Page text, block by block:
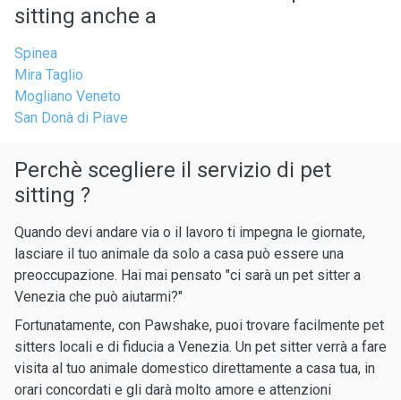
sitting anche a
Spinea
Mira Taglio
Mogliano Veneto
San Donà di Piave
Perchè scegliere il servizio di pet
sitting ?
Quando devi andare via o il lavoro ti impegna le giornate,
lasciare il tuo animale da solo a casa può essere una
preoccupazione. Hai mai pensato "ci sarà un pet sitter a
Venezia che può aiutarmi?"
Fortunatamente, con Pawshake, puoi trovare facilmente pet
sitters locali e di fiducia a Venezia. Un pet sitter verrà a fare
visita al tuo animale domestico direttamente a casa tua, in
orari concordati e gli darà molto amore e attenzioni